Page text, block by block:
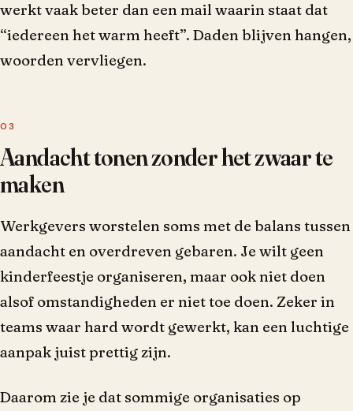
werkt vaak beter dan een mail waarin staat dat
“iedereen het warm heeft”. Daden blijven hangen,
woorden vervliegen.
Aandacht tonen zonder het zwaar te
maken
Werkgevers worstelen soms met de balans tussen
aandacht en overdreven gebaren. Je wilt geen
kinderfeestje organiseren, maar ook niet doen
alsof omstandigheden er niet toe doen. Zeker in
teams waar hard wordt gewerkt, kan een luchtige
aanpak juist prettig zijn.
Daarom zie je dat sommige organisaties op